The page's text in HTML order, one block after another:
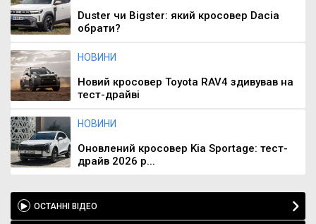
Duster чи Bigster: який кросовер Dacia
обрати?
НОВИНИ
Новий кросовер Toyota RAV4 здивував на
тест-драйві
НОВИНИ
Оновлений кросовер Kia Sportage: тест-
драйв 2026 р...
ОСТАННІ ВІДЕО